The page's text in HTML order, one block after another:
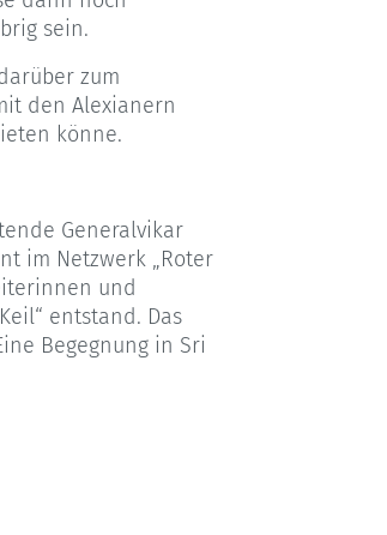
sein.
zum
den Alexianern
könne.
Generalvikar
im Netzwerk „Roter
und
entstand. Das
Begegnung in Sri